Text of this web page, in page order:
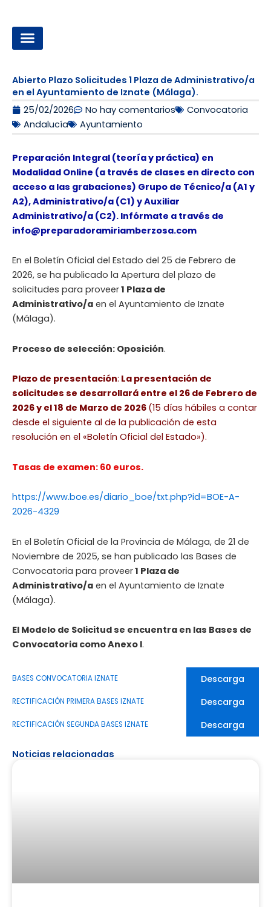
contenido
Abierto Plazo Solicitudes 1 Plaza de Administrativo/a
en el Ayuntamiento de Iznate (Málaga).
25/02/2026
No hay comentarios
Convocatoria
Andalucía
Ayuntamiento
Preparación Integral (teoría y práctica) en
Modalidad Online (a través de clases en directo con
acceso a las grabaciones) Grupo de Técnico/a (A1 y
A2), Administrativo/a (C1) y Auxiliar
Administrativo/a (C2). Infórmate a través de
info@preparadoramiriamberzosa.com
En el Boletín Oficial del Estado del 25 de Febrero de
2026, se ha publicado la Apertura del plazo de
solicitudes para proveer1 Plaza de
Administrativo/a en el Ayuntamiento de Iznate
(Málaga).
Proceso de selección: Oposición.
Plazo de presentación: La presentación de
solicitudes se desarrollará entre el 26 de Febrero de
2026 y el 18 de Marzo de 2026 (15 días hábiles a contar
desde el siguiente al de la publicación de esta
resolución en el «Boletín Oficial del Estado»).
Tasas de examen: 60 euros.
https://www.boe.es/diario_boe/txt.php?id=BOE-A-
2026-4329
En el Boletín Oficial de la Provincia de Málaga, de 21 de
Noviembre de 2025, se han publicado las Bases de
Convocatoria para proveer1 Plaza de
Administrativo/a en el Ayuntamiento de Iznate
(Málaga).
El Modelo de Solicitud se encuentra en las Bases de
Convocatoria como Anexo I.
BASES CONVOCATORIA IZNATE Descarga
RECTIFICACIÓN PRIMERA BASES IZNATE Descarga
RECTIFICACIÓN SEGUNDA BASES IZNATE Descarga
Noticias relacionadas